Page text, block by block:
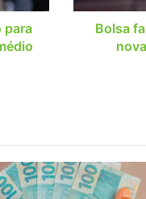
para
e
calendário
Bolsa